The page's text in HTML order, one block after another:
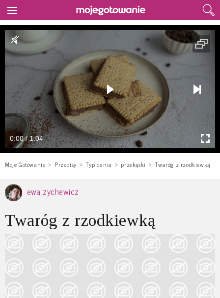
0:00 / 1:04
Moje Gotowanie Przepisy Typ dania przekąski Twaróg z rzodkiewką
ewa zychewicz
Twaróg z rzodkiewką